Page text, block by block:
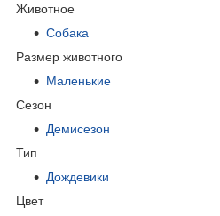
Животное
Собака
Размер животного
Маленькие
Сезон
Демисезон
Тип
Дождевики
Цвет